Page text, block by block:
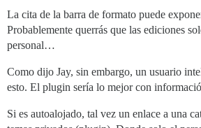
La cita de la barra de formato puede
Probablemente querrás que las ediciones
personal…
Como dijo Jay, sin embargo, un usuario
esto. El plugin sería lo mejor con
Si es autoalojado, tal vez un enlace a una